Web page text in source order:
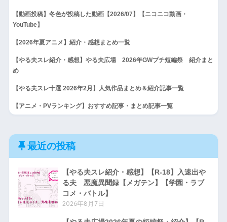
【動画投稿】冬色が投稿した動画【2026/07】【ニコニコ動画・
YouTube】
【2026年夏アニメ】紹介・感想まとめ一覧
【やる夫スレ紹介・感想】やる夫広場 2026年GWプチ短編祭 紹介まと
め
【やる夫スレ十選 2026年2月】人気作品まとめ＆紹介記事一覧
【アニメ・PVランキング】おすすめ記事・まとめ記事一覧
最近の投稿
【やる夫スレ紹介・感想】【R-18】入速出や
る夫 悪魔異聞録【メガテン】【学園・ラブ
コメ・バトル】
2026年8月7日